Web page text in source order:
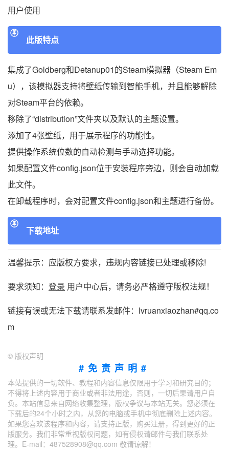
用户使用
此版特点
集成了Goldberg和Detanup01的Steam模拟器（Steam Em
u），该模拟器支持将壁纸传输到智能手机，并且能够解除
对Steam平台的依赖。
移除了“distribution”文件夹以及默认的主题设置。
添加了4张壁纸，用于展示程序的功能性。
提供操作系统位数的自动检测与手动选择功能。
如果配置文件config.json位于安装程序旁边，则会自动加载
此文件。
在卸载程序时，会对配置文件config.json和主题进行备份。
下载地址
温馨提示：应版权方要求，违规内容链接已处理或移除!
要求须知： 登录 用户中心后，请务必严格遵守版权法规！
链接有误或无法下载请联系发邮件：lvruanxiaozhan#qq.co
m
© 版权声明
#免责声明#
本站提供的一切软件、教程和内容信息仅限用于学习和研究目的；
不得将上述内容用于商业或者非法用途，否则，一切后果请用户自
负。本站信息来自网络收集整理，版权争议与本站无关。您必须在
下载后的24个小时之内，从您的电脑或手机中彻底删除上述内容。
如果您喜欢该程序和内容，请支持正版，购买注册，得到更好的正
版服务。我们非常重视版权问题，如有侵权请邮件与我们联系处
理。E-mail：487528908@qq.com 敬请谅解！